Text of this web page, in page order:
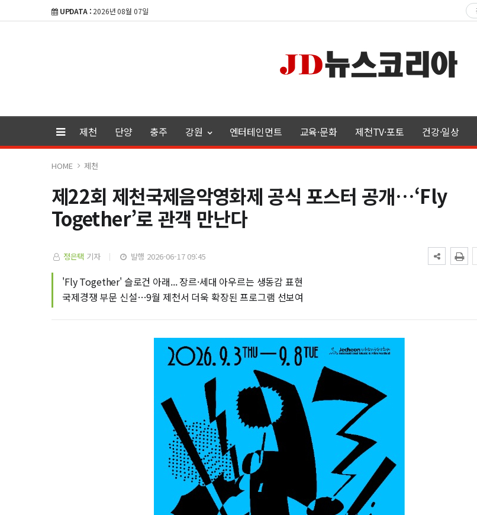
UPDATA : 2026년 08월 07일
제천 단양 충주 강원 엔터테인먼트 교육·문화 제천TV·포토 건강·일상
HOME 제천
제22회 제천국제음악영화제 공식 포스터 공개…‘Fly
Together’로 관객 만난다
정은택 기자 발행 2026-06-17 09:45
'Fly Together' 슬로건 아래... 장르·세대 아우르는 생동감 표현
국제경쟁 부문 신설…9월 제천서 더욱 확장된 프로그램 선보여